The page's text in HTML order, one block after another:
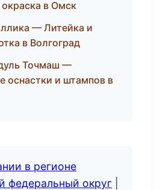
в Омск
— Литейка и
в Волгоград
Точмаш —
оснастки и штампов в
в регионе
федеральный округ